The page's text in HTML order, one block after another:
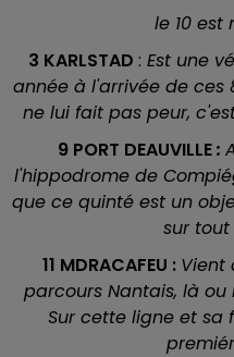
le 10
3 KARLSTAD : Est une
année à l'arrivée de ces
ne lui fait pas peur,
9 PORT DEAUVILLE:
l'hippodrome de
que ce quinté est un
sur tout
11 MDRACAFEU : Vient
parcours Nantais, là
Sur cette ligne et sa